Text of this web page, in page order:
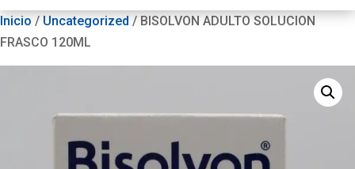
Inicio / Uncategorized / BISOLVON ADULTO SOLUCION
FRASCO 120ML